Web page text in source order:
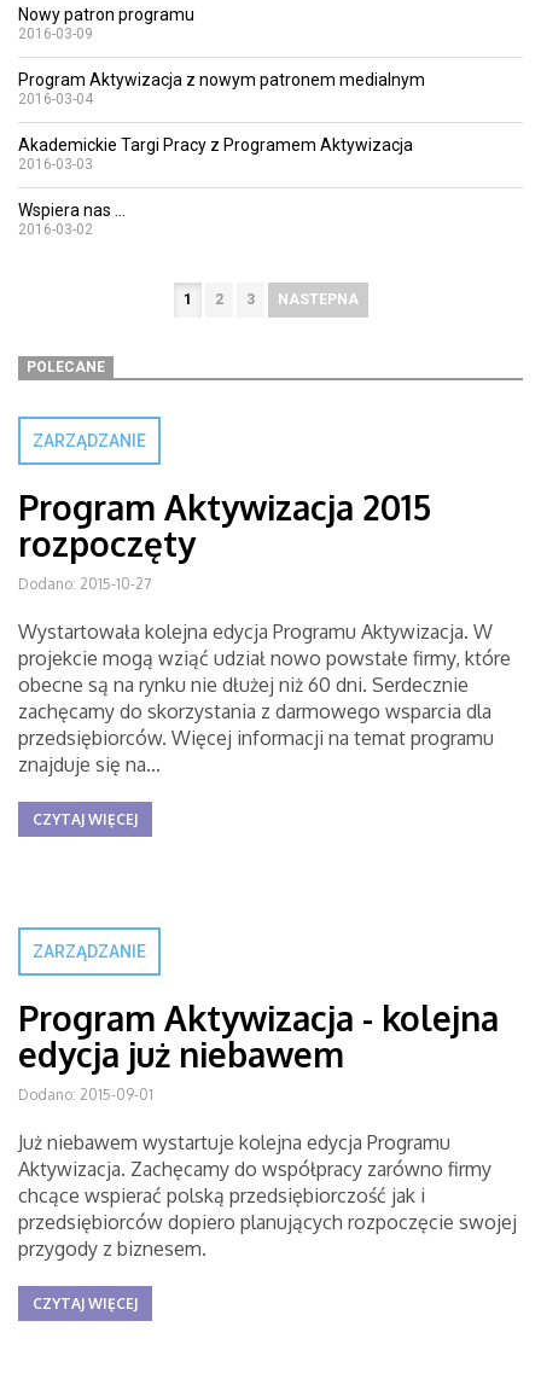
Nowy patron programu
2016-03-09
Program Aktywizacja z nowym patronem medialnym
2016-03-04
Akademickie Targi Pracy z Programem Aktywizacja
2016-03-03
Wspiera nas ...
2016-03-02
1 2 3 NASTEPNA
POLECANE
ZARZĄDZANIE
Program Aktywizacja 2015
rozpoczęty
Dodano: 2015-10-27
Wystartowała kolejna edycja Programu Aktywizacja. W
projekcie mogą wziąć udział nowo powstałe firmy, które
obecne są na rynku nie dłużej niż 60 dni. Serdecznie
zachęcamy do skorzystania z darmowego wsparcia dla
przedsiębiorców. Więcej informacji na temat programu
znajduje się na...
CZYTAJ WIĘCEJ
ZARZĄDZANIE
Program Aktywizacja - kolejna
edycja już niebawem
Dodano: 2015-09-01
Już niebawem wystartuje kolejna edycja Programu
Aktywizacja. Zachęcamy do współpracy zarówno firmy
chcące wspierać polską przedsiębiorczość jak i
przedsiębiorców dopiero planujących rozpoczęcie swojej
przygody z biznesem.
CZYTAJ WIĘCEJ